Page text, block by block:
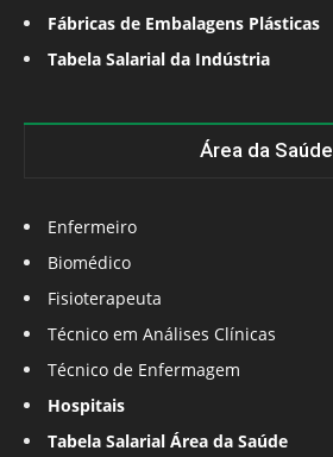
Fábricas de Embalagens Plásticas
Tabela Salarial da Indústria
Área da Saúde
Enfermeiro
Biomédico
Fisioterapeuta
Técnico em Análises Clínicas
Técnico de Enfermagem
Hospitais
Tabela Salarial Área da Saúde